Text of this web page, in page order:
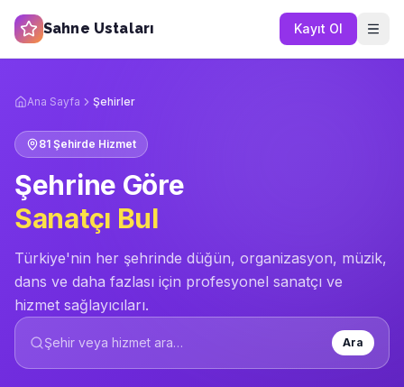
Sahne Ustaları Kayıt Ol
Ana Sayfa Şehirler
81 Şehirde Hizmet
Şehrine Göre
Sanatçı Bul
Türkiye'nin her şehrinde düğün, organizasyon, müzik,
dans ve daha fazlası için profesyonel sanatçı ve
hizmet sağlayıcıları.
Şehir veya hizmet ara… Ara